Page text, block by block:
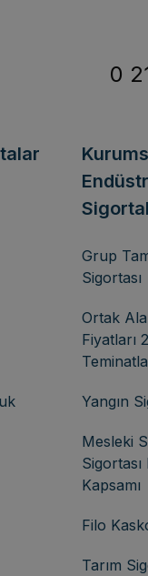
0
Grup
Sigortası
Ortak
Fiyatları
Yangın
Mesleki
Sigortası
Kapsamı
Filo
Tarım